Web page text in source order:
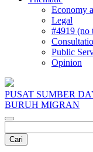
Economy
Legal
#4919 (no
Public
Opinion
PUSAT SUMBER
BURUH MIGRAN